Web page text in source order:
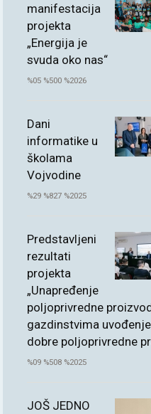
manifestacija
projekta
„Energija je
svuda oko nas“
%05 %500 %2026
Dani
informatike u
školama
Vojvodine
%29 %827 %2025
Predstavljeni
rezultati
projekta
„Unapređenje
poljoprivredne
gazdinstvima
dobre poljoprivredne
%09 %508 %2025
JOŠ JEDNO